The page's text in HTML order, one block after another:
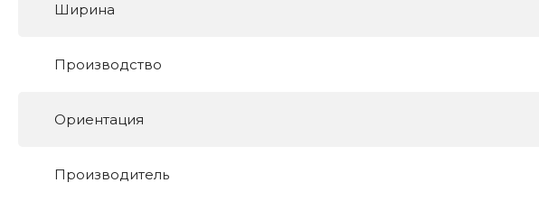
Ширина
Производство
Ориентация
Производитель